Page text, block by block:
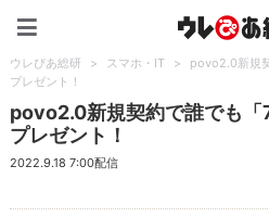
ウレぴあ総研 > スマホ・IT >
povo2.0新規
プレゼント！
povo2.0新規契約で誰でも「
プレゼント！
2022.9.18 7:00配信